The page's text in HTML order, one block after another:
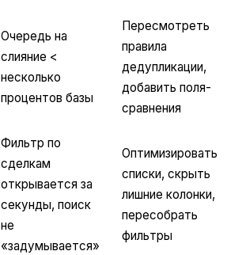
Очередь на
слияние <
несколько
процентов базы
Пересмотреть
правила
дедупликации,
добавить поля-
сравнения
Фильтр по
сделкам
открывается за
секунды, поиск
не
«задумывается»
Оптимизировать
списки, скрыть
лишние колонки,
пересобрать
фильтры